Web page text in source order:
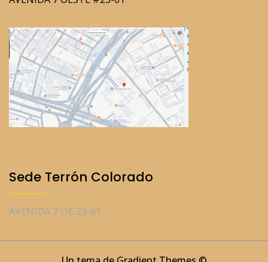
Sede Terrón Colorado
AVENIDA 7 OE 23-61